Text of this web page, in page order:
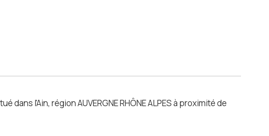
l'Ain, région AUVERGNE RHÔNE ALPES à proximité de